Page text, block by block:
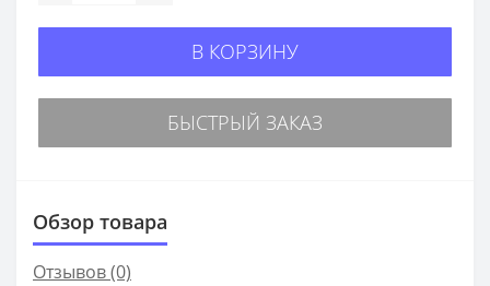
В КОРЗИНУ
БЫСТРЫЙ ЗАКАЗ
Обзор товара
Отзывов (0)